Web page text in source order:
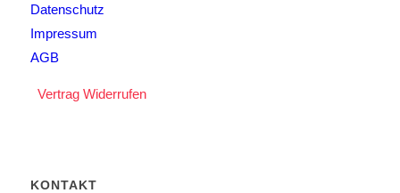
Datenschutz
Impressum
AGB
Vertrag Widerrufen
KONTAKT